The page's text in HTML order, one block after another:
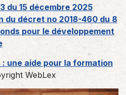
du 15 décembre 2025
du décret no 2018-460 du 8
pour le développement
une aide pour la formation
WebLex